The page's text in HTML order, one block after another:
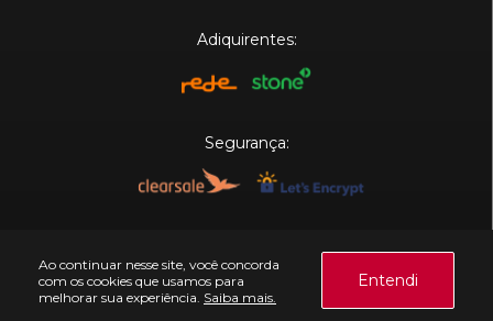
Ao continuar nesse site, você concorda
com os cookies que usamos para
melhorar sua experiência. Saiba mais.
Entendi
Adiquirentes:
Segurança: